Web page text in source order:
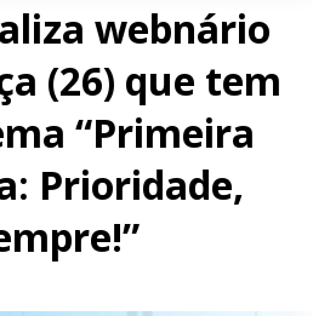
webnário
(26) que tem
“Primeira
Prioridade,